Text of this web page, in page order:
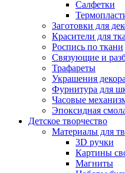
Салфетки
Заготовки для
Красители для
Роспись по ткани
Связующие и
Трафареты
Украшения
Фурнитура для
Часовые
Эпоксидная
Детское творчество
Материалы для
3D ручки
Картины
Магниты